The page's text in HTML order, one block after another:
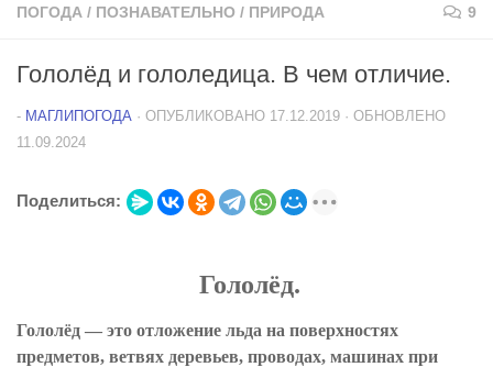
ПОГОДА / ПОЗНАВАТЕЛЬНО / ПРИРОДА 9
Гололёд и гололедица. В чем отличие.
- МАГЛИПОГОДА · ОПУБЛИКОВАНО 17.12.2019 · ОБНОВЛЕНО
11.09.2024
Поделиться:
Гололёд.
Гололёд — это отложение льда на поверхностях
предметов, ветвях деревьев, проводах, машинах при